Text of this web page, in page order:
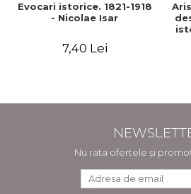
Evocari istorice. 1821-1918
- Nicolae Isar
7,40 Lei
Nu rata ofertele și